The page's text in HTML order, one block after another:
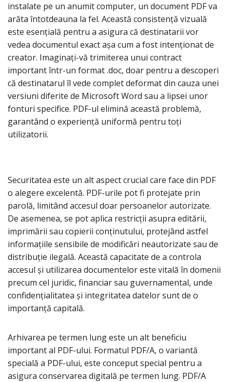
instalate pe un anumit computer, un document PDF va
arăta întotdeauna la fel. Această consistență vizuală
este esențială pentru a asigura că destinatarii vor
vedea documentul exact așa cum a fost intenționat de
creator. Imaginați-vă trimiterea unui contract
important într-un format .doc, doar pentru a descoperi
că destinatarul îl vede complet deformat din cauza unei
versiuni diferite de Microsoft Word sau a lipsei unor
fonturi specifice. PDF-ul elimină această problemă,
garantând o experiență uniformă pentru toți
utilizatorii.
Securitatea este un alt aspect crucial care face din PDF
o alegere excelentă. PDF-urile pot fi protejate prin
parolă, limitând accesul doar persoanelor autorizate.
De asemenea, se pot aplica restricții asupra editării,
imprimării sau copierii conținutului, protejând astfel
informațiile sensibile de modificări neautorizate sau de
distribuție ilegală. Această capacitate de a controla
accesul și utilizarea documentelor este vitală în domenii
precum cel juridic, financiar sau guvernamental, unde
confidențialitatea și integritatea datelor sunt de o
importanță capitală.
Arhivarea pe termen lung este un alt beneficiu
important al PDF-ului. Formatul PDF/A, o variantă
specială a PDF-ului, este conceput special pentru a
asigura conservarea digitală pe termen lung. PDF/A